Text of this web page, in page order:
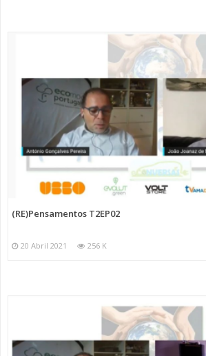
(RE)Pensamentos T2EP02
20 Abril 2021 256 K